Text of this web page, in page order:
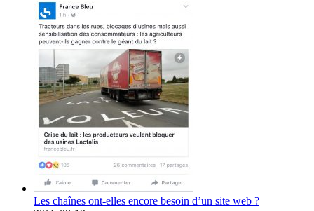
Les chaînes ont-elles encore besoin d’un site web ?